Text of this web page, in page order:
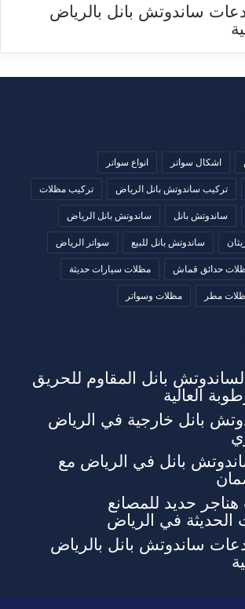
ساندوتش بانل بالرياض
اشكال سواتر انواع سواتر
تركيب ساندوتش بانل الرياض تركيب مظلات
ساندوتش بانل ساندوتش بانل الرياض
ساندوتش بانل للبيع سواتر الرياض
حدائق قماش مظلات سيارات حديثة
مطر مظلات وسواتر
بانل المقاوم للحريق
العالية
بانل خارجية في الرياض
بانل في الرياض مع
حديد للمصانع
الحديثة في الرياض
ساندوتش بانل بالرياض